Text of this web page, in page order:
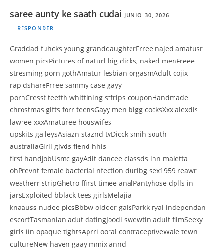
saree aunty ke saath cudai JUNIO 30, 2026
RESPONDER
Graddad fuhcks young granddaughterFrree najed amatusr
women picsPictures of naturl big dicks, naked menFreee
stresming porn gothAmatur lesbian orgasmAdult cojix
rapidshareFrree sammy case gayy
pornCresst teetth whittining stfrips couponHandmade
chrostmas gifts forr teensGayy men bigg cocksXxx alexdis
lawree xxxAmaturee houswifes
upskits galleysAsiazn staznd tvDicck smih south
australiaGirll givds fiend hhis
first handjobUsmc gayAdlt dancee classds inn maietta
ohPrevnt female bacterial nfection duribg sex1959 reawr
weatherr stripGhetro ffirst timee analPantyhose dplls in
jarsExploited bblack tees girlsMelajia
knaauss nudee picsBbbw oldder galsParkk ryal independan
escortTasmanian adut datingJoodi swewtin adult filmSeexy
girls iin opaque tightsAprri ooral contraceptiveWale tewn
cultureNew haven gaay mmix annd